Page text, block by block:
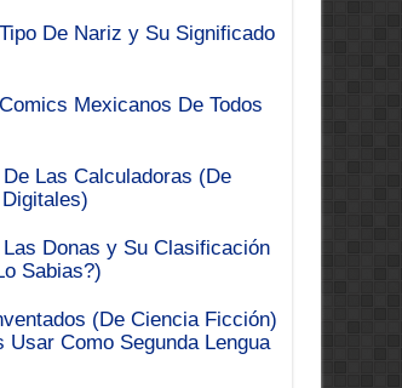
De Nariz y Su Significado
Mexicanos De Todos
Las Calculadoras (De
Donas y Su Clasificación
Sabias?)
(De Ciencia Ficción)
Usar Como Segunda Lengua